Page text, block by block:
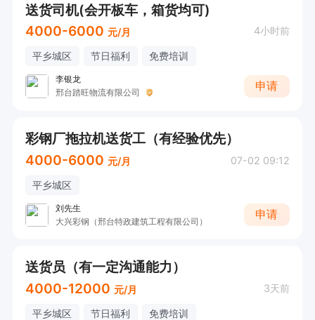
送货司机(会开板车，箱货均可)
4000-6000 元/月 4小时前
平乡城区 节日福利 免费培训
李银龙
邢台踏旺物流有限公司
申请
彩钢厂拖拉机送货工（有经验优先）
4000-6000 元/月 07-02 09:12
平乡城区
刘先生
大兴彩钢（邢台特政建筑工程有限公司）
申请
送货员（有一定沟通能力）
4000-12000 元/月 3天前
平乡城区 节日福利 免费培训